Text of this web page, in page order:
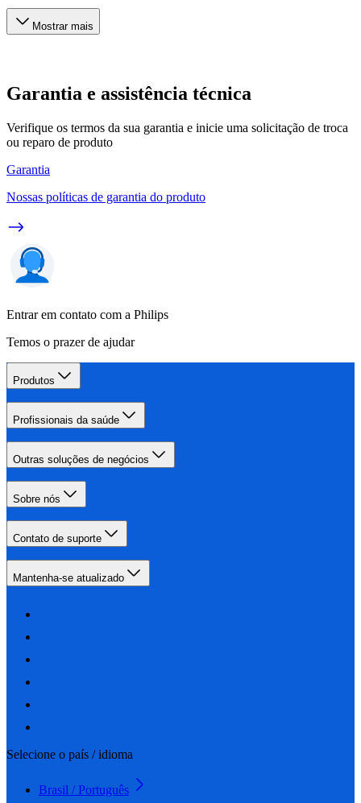
Mostrar mais
Garantia e assistência técnica
Verifique os termos da sua garantia e inicie uma solicitação de troca
ou reparo de produto
Garantia
Nossas políticas de garantia do produto
Entrar em contato com a Philips
Temos o prazer de ajudar
Produtos
Profissionais da saúde
Outras soluções de negócios
Sobre nós
Contato de suporte
Mantenha-se atualizado
Selecione o país / idioma
Brasil / Português